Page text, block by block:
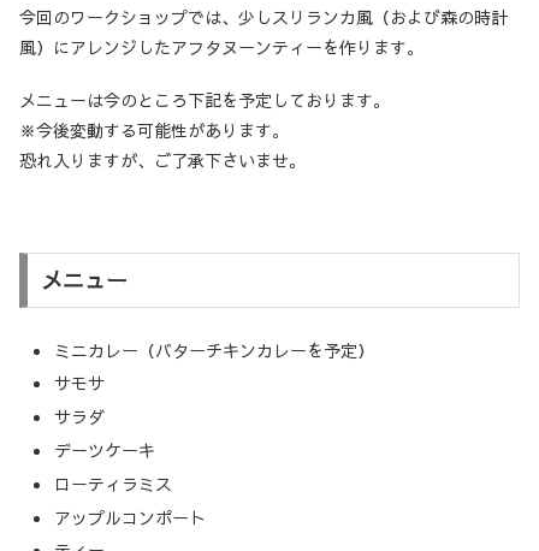
今回のワークショップでは、少しスリランカ風（および森の時計
風）にアレンジしたアフタヌーンティーを作ります。
メニューは今のところ下記を予定しております。
※今後変動する可能性があります。
恐れ入りますが、ご了承下さいませ。
メニュー
ミニカレー（バターチキンカレーを予定）
サモサ
サラダ
デーツケーキ
ローティラミス
アップルコンポート